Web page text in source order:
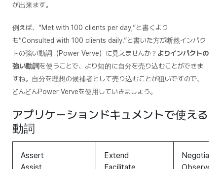
が出来ます。
例えば、“Met with 100 clients per day,”と書くより
も“Consulted with 100 clients daily.”と書いた方が断然インパク
トの強い動詞（Power Verve）に見えませんか？ よりインパクトの
強い動詞を使うことで、より知的に自分を売り込むことができま
すね。自分を理想の候補者として売り込むことが狙いですので、
どんどんPower Verveを使用していきましょう。
アプリケーションドキュメントで使える
動詞
Assert
Assist
Extend
Facilitate
Negotiate
Observe